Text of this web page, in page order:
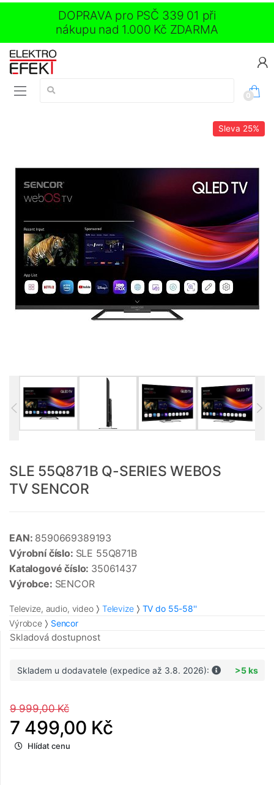
DOPRAVA pro PSČ 339 01 při
nákupu nad 1.000 Kč ZDARMA
Vyhledávání:
0
Sleva 25%
SLE 55Q871B Q-SERIES WEBOS
TV SENCOR
EAN: 8590669389193
Výrobní číslo: SLE 55Q871B
Katalogové číslo: 35061437
Výrobce: SENCOR
Televize, audio, video Televize
TV do 55-58''
Výrobce
Sencor
Skladová dostupnost
Skladem u dodavatele (expedice až 3.8. 2026): >5 ks
9 999,00 Kč
7 499,00 Kč
Hlídat cenu